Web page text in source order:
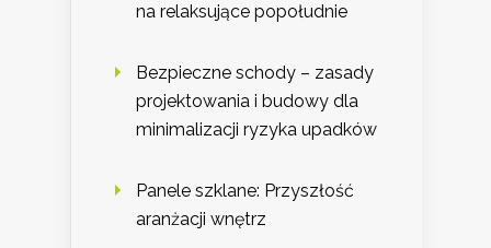
na relaksujące popołudnie
Bezpieczne schody – zasady
projektowania i budowy dla
minimalizacji ryzyka upadków
Panele szklane: Przyszłość
aranżacji wnętrz